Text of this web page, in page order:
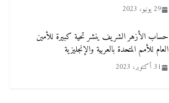
29 يونيو، 2023
حساب الأزهر الشريف ينشر تحية كبيرة للأمين
العام للأمم المتحدة بالعربية والإنجليزية
31 أكتوبر، 2023